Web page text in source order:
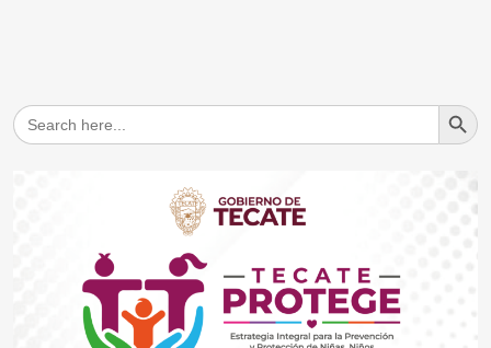
Search
for:
Search